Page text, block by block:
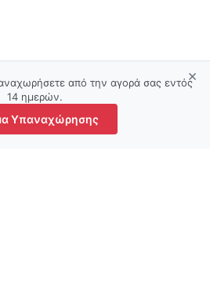
από την αγορά σας εντός
14 ημερών.
Υπαναχώρησης
×